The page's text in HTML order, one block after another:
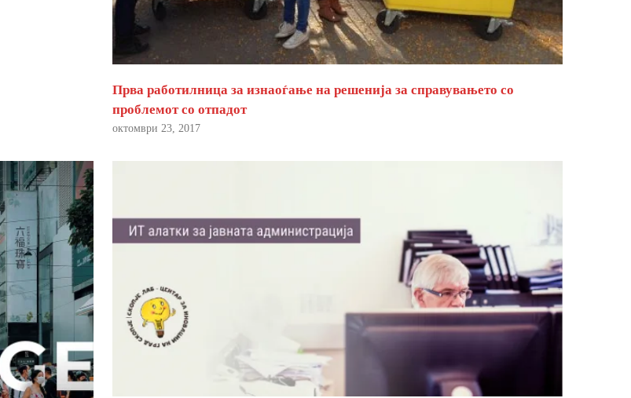
Прва работилница за изнаоѓање на решенија за справувањето со
проблемот со отпадот
октомври 23, 2017